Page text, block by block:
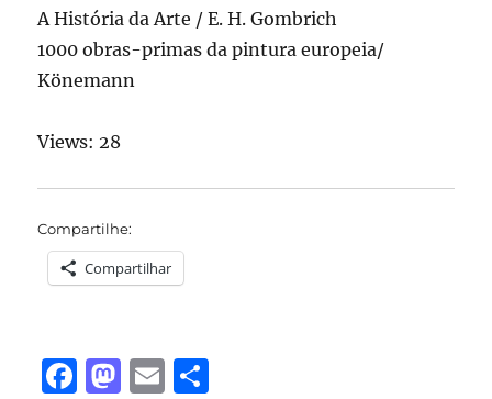
A História da Arte / E. H. Gombrich
1000 obras-primas da pintura europeia/
Könemann
Views: 28
Compartilhe:
Compartilhar
F
M E